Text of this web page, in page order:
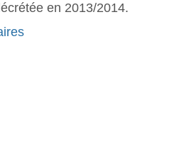
en 2013/2014.